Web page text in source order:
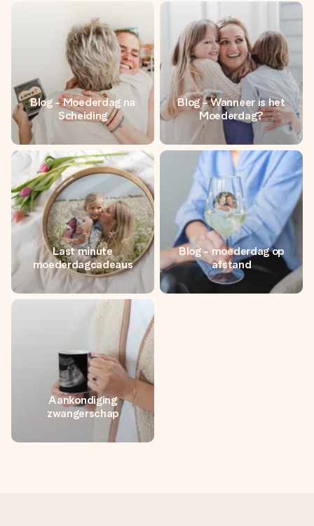
jullie foto of een boodschap die raakt. Zonder gedoe, maar
met alle aandacht voor het moment.
Blog - Moederdag na
Scheiding
Blog - Wanneer is het
Moederdag?
Last minute
moederdagcadeaus
Blog - moederdag op
afstand
Aankondiging
zwangerschap